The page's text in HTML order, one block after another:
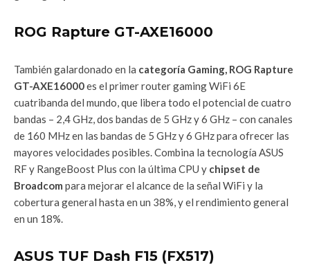
ROG Rapture GT-AXE16000
También galardonado en la categoría Gaming, ROG Rapture
GT-AXE16000es el primer router gaming WiFi 6E
cuatribanda del mundo, que libera todo el potencial de cuatro
bandas – 2,4 GHz, dos bandas de 5 GHz y 6 GHz – con canales
de 160 MHz en las bandas de 5 GHz y 6 GHz para ofrecer las
mayores velocidades posibles. Combina la tecnología ASUS
RF y RangeBoost Plus con la última CPU y chipset de
Broadcom para mejorar el alcance de la señal WiFi y la
cobertura general hasta en un 38%, y el rendimiento general
en un 18%.
ASUS TUF Dash F15 (FX517)